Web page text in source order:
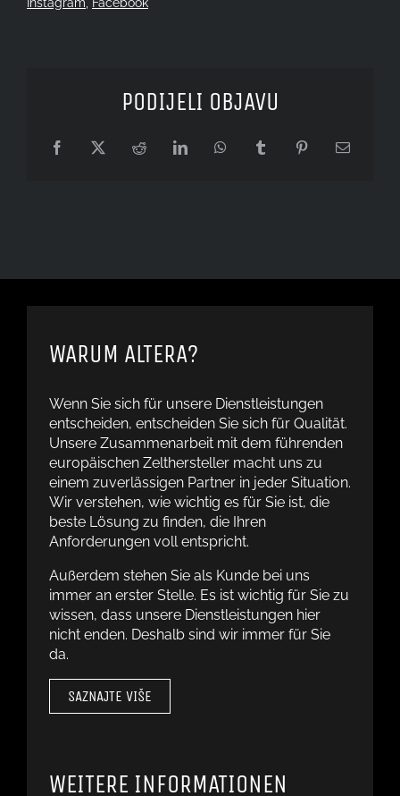
Instagram, Facebook
PODIJELI OBJAVU
Facebook Reddit LinkedInWhatsAppTumblr PinterestEmail
WARUM ALTERA?
Wenn Sie sich für unsere Dienstleistungen
entscheiden, entscheiden Sie sich für Qualität.
Unsere Zusammenarbeit mit dem führenden
europäischen Zelthersteller macht uns zu
einem zuverlässigen Partner in jeder Situation.
Wir verstehen, wie wichtig es für Sie ist, die
beste Lösung zu finden, die Ihren
Anforderungen voll entspricht.
Außerdem stehen Sie als Kunde bei uns
immer an erster Stelle. Es ist wichtig für Sie zu
wissen, dass unsere Dienstleistungen hier
nicht enden. Deshalb sind wir immer für Sie
da.
SAZNAJTE VIŠE
WEITERE INFORMATIONEN